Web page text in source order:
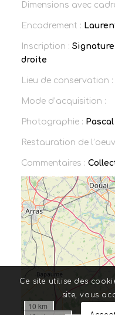
Dimensions avec
Encadrement :
Inscription : Signature
droite
Lieu de conservation :
Mode d’acquisition :
Photographie :
Restauration de
Commentaires :
10 km
Ce site utilise des
site, vous